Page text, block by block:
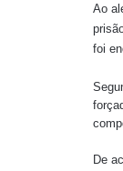
Ao
foi
De